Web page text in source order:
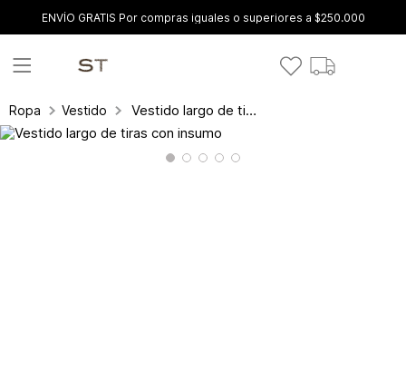
ENVÍO GRATIS Por compras iguales o superiores a $250.000
Ropa Vestidos Vestido largo de tiras con insumo